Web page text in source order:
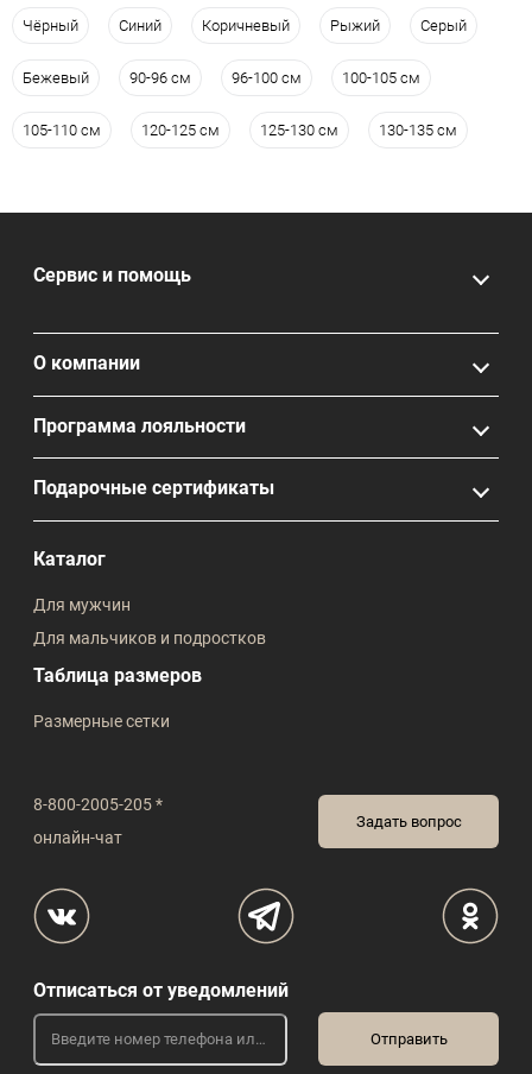
Чёрный Синий Коричневый Рыжий Серый
Бежевый 90-96 см 96-100 см 100-105 см
105-110 см 120-125 см 125-130 см 130-135 см
8-800-2005-205 *
онлайн-чат
Задать вопрос
Сервис и помощь
О компании
Программа лояльности
Подарочные сертификаты
Каталог
Для мужчин
Для мальчиков и подростков
Таблица размеров
Размерные сетки
Отписаться от уведомлений